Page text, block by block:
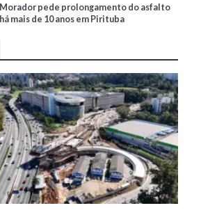
Morador pede prolongamento do asfalto
há mais de 10 anos em Pirituba